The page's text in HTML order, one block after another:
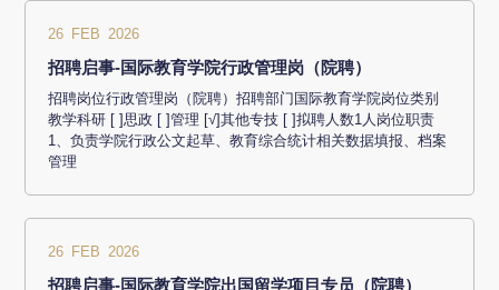
26 FEB 2026
招聘启事-国际教育学院行政管理岗（院聘）
招聘岗位行政管理岗（院聘）招聘部门国际教育学院岗位类别
教学科研 [ ]思政 [ ]管理 [√]其他专技 [ ]拟聘人数1人岗位职责
1、负责学院行政公文起草、教育综合统计相关数据填报、档案
管理
26 FEB 2026
招聘启事-国际教育学院出国留学项目专员（院聘）